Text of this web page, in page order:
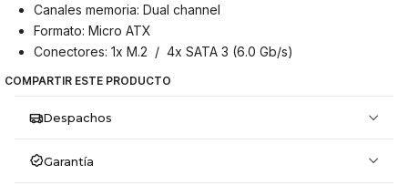
Canales memoria: Dual channel
Formato: Micro ATX
Conectores: 1x M.2 / 4x SATA 3 (6.0 Gb/s)
COMPARTIR ESTE PRODUCTO
Despachos
Garantía